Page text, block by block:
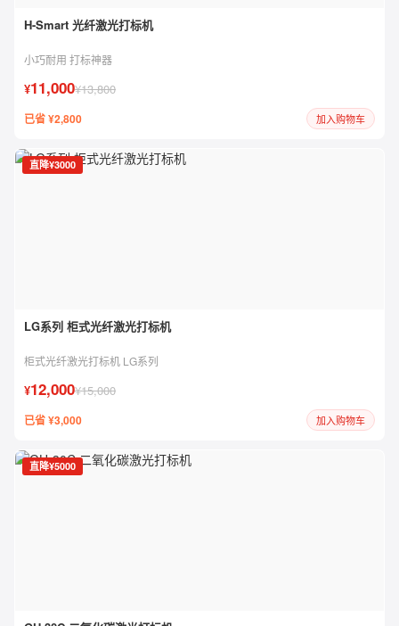
H-Smart 光纤激光打标机
小巧耐用 打标神器
¥11,000¥13,800
已省 ¥2,800 加入购物车
直降¥3000
LG系列 柜式光纤激光打标机
柜式光纤激光打标机 LG系列
¥12,000¥15,000
已省 ¥3,000 加入购物车
直降¥5000